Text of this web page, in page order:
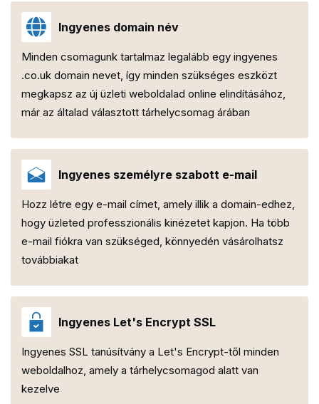
Ingyenes domain név
Minden csomagunk tartalmaz legalább egy ingyenes
.co.uk domain nevet, így minden szükséges eszközt
megkapsz az új üzleti weboldalad online elindításához,
már az általad választott tárhelycsomag árában
Ingyenes személyre szabott e-mail
Hozz létre egy e-mail címet, amely illik a domain-edhez,
hogy üzleted professzionális kinézetet kapjon. Ha több
e-mail fiókra van szükséged, könnyedén vásárolhatsz
továbbiakat
Ingyenes Let's Encrypt SSL
Ingyenes SSL tanúsítvány a Let's Encrypt-től minden
weboldalhoz, amely a tárhelycsomagod alatt van
kezelve